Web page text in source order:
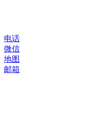
电话
微信
地图
邮箱